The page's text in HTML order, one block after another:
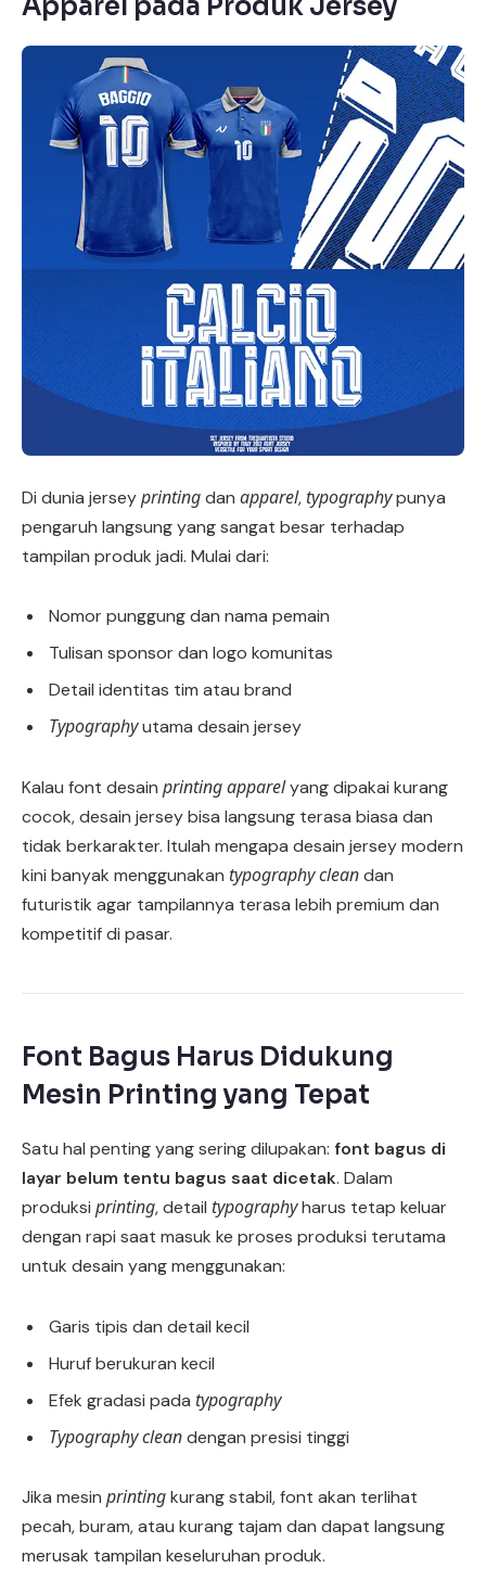
Di dunia jerseyprintingdan apparel, typographypunya
pengaruh langsung yang sangat besar terhadap
tampilan produk jadi. Mulai dari:
Nomor punggung dan nama pemain
Tulisan sponsor dan logo komunitas
Detail identitas tim atau brand
Typographyutama desain jersey
Kalau font desain printing apparelyang dipakai kurang
cocok, desain jersey bisa langsung terasa biasa dan
tidak berkarakter. Itulah mengapa desain jersey modern
kini banyak menggunakan typography cleandan
futuristik agar tampilannya terasa lebih premium dan
kompetitif di pasar.
Font Bagus Harus Didukung
Mesin Printing yang Tepat
Satu hal penting yang sering dilupakan: font bagus di
layar belum tentu bagus saat dicetak. Dalam
produksi printing, detail typographyharus tetap keluar
dengan rapi saat masuk ke proses produksi terutama
untuk desain yang menggunakan:
Garis tipis dan detail kecil
Huruf berukuran kecil
Efek gradasi pada typography
Typography cleandengan presisi tinggi
Jika mesin printingkurang stabil, font akan terlihat
pecah, buram, atau kurang tajam dan dapat langsung
merusak tampilan keseluruhan produk.